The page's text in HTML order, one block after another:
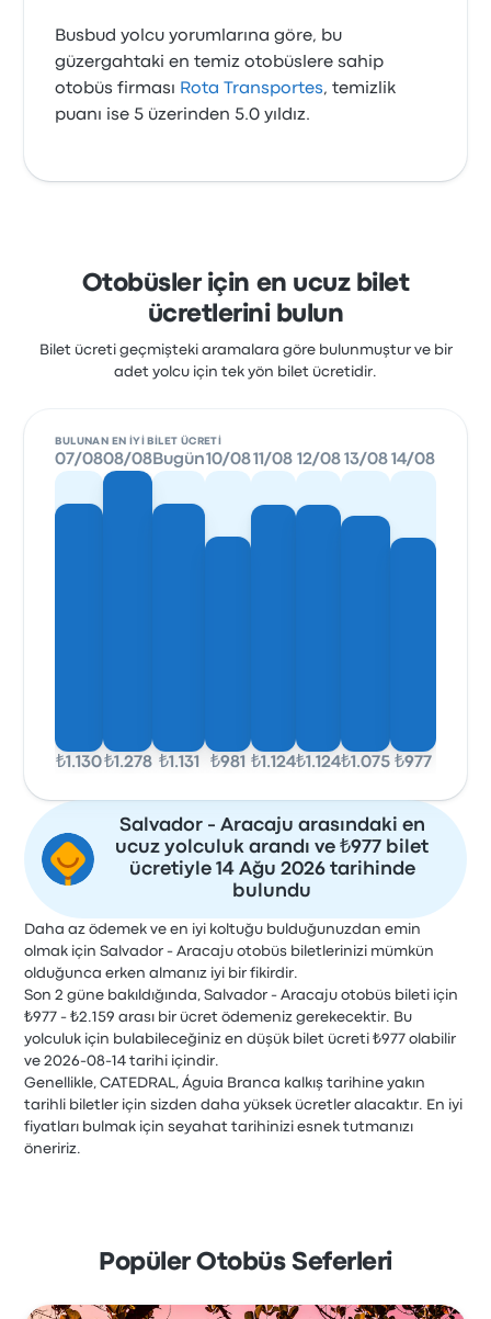
Busbud yolcu yorumlarına göre, bu
güzergahtaki en temiz otobüslere sahip
otobüs firması Rota Transportes, temizlik
puanı ise 5 üzerinden 5.0 yıldız.
Otobüsler için en ucuz bilet
ücretlerini bulun
Bilet ücreti geçmişteki aramalara göre bulunmuştur ve bir
adet yolcu için tek yön bilet ücretidir.
BULUNAN EN IYI BILET ÜCRETI
07/08
₺1.130
08/08
₺1.278
Bugün
₺1.131
10/08
₺981
11/08
₺1.124
12/08
₺1.124
13/08
₺1.075
14/08
₺977
Salvador - Aracaju arasındaki en
ucuz yolculuk arandı ve ₺977 bilet
ücretiyle 14 Ağu 2026 tarihinde
bulundu
Daha az ödemek ve en iyi koltuğu bulduğunuzdan emin
olmak için Salvador - Aracaju otobüs biletlerinizi mümkün
olduğunca erken almanız iyi bir fikirdir.
Son 2 güne bakıldığında, Salvador - Aracaju otobüs bileti için
₺977 - ₺2.159 arası bir ücret ödemeniz gerekecektir. Bu
yolculuk için bulabileceğiniz en düşük bilet ücreti ₺977 olabilir
ve 2026-08-14 tarihi içindir.
Genellikle, CATEDRAL, Águia Branca kalkış tarihine yakın
tarihli biletler için sizden daha yüksek ücretler alacaktır. En iyi
fiyatları bulmak için seyahat tarihinizi esnek tutmanızı
öneririz.
Popüler Otobüs Seferleri